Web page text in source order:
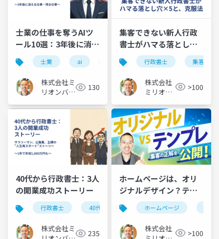
士業の仕事を奪うAIツ
ール10選：3年後に消え
る仕事・残る仕事
士業 ai 将来性
株式会社ミ
リオンバリ
130
集客できない新人行政
書士がハマる落とし穴
×5と、克服法
行政書士 集客でき
株式会社
ミリオン
>100
40代から行政書士：3人
の開業成功ストーリー
行政書士 40代から 開業 サラリーマン
株式会社ミ
235
ホームページは、オリ
ジナルデザイン？テン
プレート？集客できる
のはどっち？
ホームページ
株式会社
>100